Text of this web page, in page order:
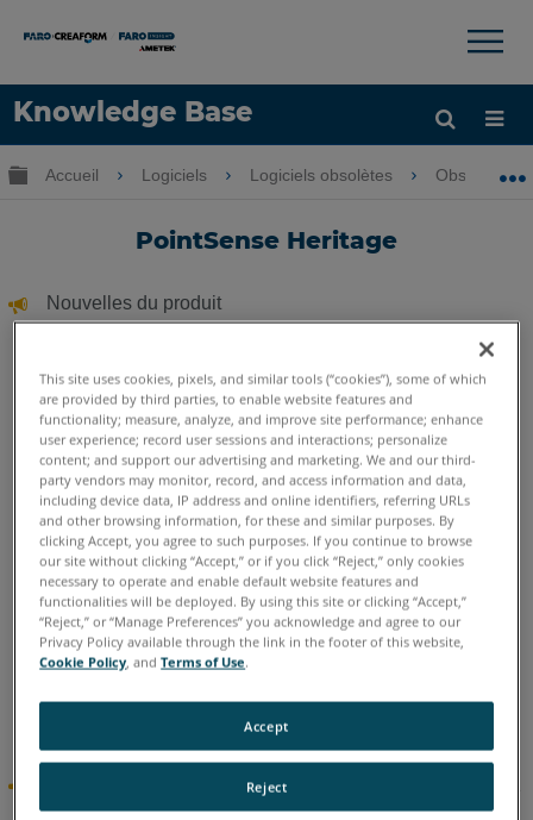
Knowledge Base
LANGUE
×
Développer/réduire la hiérarchie globale
Accueil Logiciels Logiciels obsolètes Obsolètes-
PointSense Heritage
Nouvelles du produit
Software et As-
Built™ for Autodesk Revit® 2018, FARO met PointSense et
Plugins associés à l'héritagestatut.
As-Built for Autodesk Revitremplace PointSense for
Revit. Il contient toutes les fonctionnalités de l'ancien
PointSense for Revit.
As-Built for AutoCAD Software remplace PointSense for
AutoCAD ainsi que les autres plugins FARO AutoCAD
(TachyCAD/DistToPlan pour AutoCAD, PhoToPlan pour la
AutoCAD, hylasFM/MonuMap pour la AutoCAD).
As-Built Suite remplace PointSense Suite. Il contient As-
Built for AutoCAD et As-Built for Revit.
Cliquez ici pour plus d'informations…
PointSense Heritage for AutoCAD
This site uses cookies, pixels, and similar tools (“cookies”), some of which
are provided by third parties, to enable website features and
functionality; measure, analyze, and improve site performance; enhance
user experience; record user sessions and interactions; personalize
content; and support our advertising and marketing. We and our third-
party vendors may monitor, record, and access information and data,
including device data, IP address and online identifiers, referring URLs
and other browsing information, for these and similar purposes. By
clicking Accept, you agree to such purposes. If you continue to browse
our site without clicking “Accept,” or if you click “Reject,” only cookies
necessary to operate and enable default website features and
functionalities will be deployed. By using this site or clicking “Accept,”
“Reject,” or “Manage Preferences” you acknowledge and agree to our
Privacy Policy available through the link in the footer of this website,
Cookie Policy, andTerms of Use.
Reject
Accept